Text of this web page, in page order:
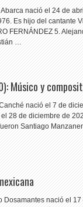
nació el 24 de
Es hijo del cantante
FERNÁNDEZ 5.
…
Músico y
nació el 7 de
28 de diciembre de
Santiago
Dosamantes nació el